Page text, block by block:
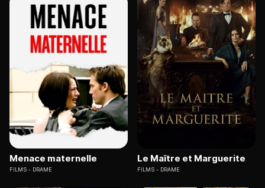
Menace maternelle
FILMS DRAME
Le Maître et Marguerite
FILMS DRAME